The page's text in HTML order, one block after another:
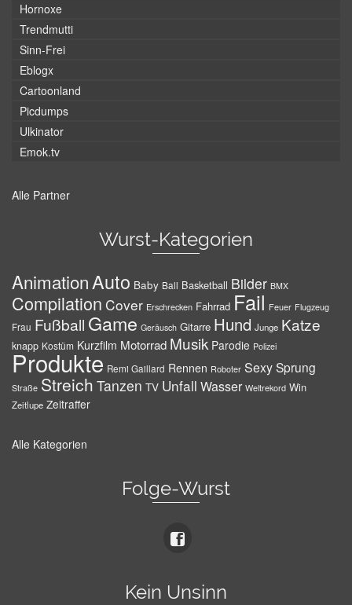
Hornoxe
Trendmutti
Sinn-Frei
Eblogx
Cartoonland
Picdumps
Ulkinator
Emok.tv
Alle Partner
Wurst-Kategorien
AnimationAuto Baby Ball Basketball Bilder BMX
Compilation Cover Erschrecken Fahrrad Fail Feuer Flugzeug
Frau Fußball Game Geräusch Gitarre Hund Junge Katze
knapp Kostüm Kurzfilm Motorrad Musik Parodie Polizei
Produkte Remi Gaillard Rennen Roboter SexySprung
Straße Streich Tanzen TV Unfall Wasser Weltrekord Win
Zeitlupe Zeitraffer
Alle Kategorien
Folge-Wurst
Kein Unsinn